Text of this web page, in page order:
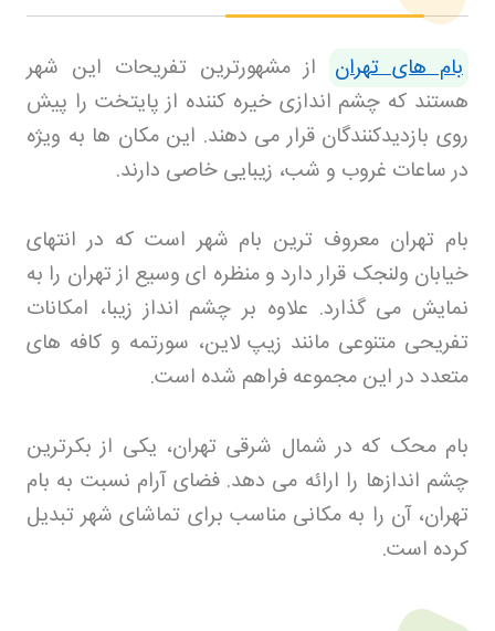
بام های تهران
از مشهورترین تفریحات این شهر
هستند که چشم اندازی خیره کننده از پایتخت را پیش
روی بازدیدکنندگان قرار می دهند. این مکان ها به ویژه
در ساعات غروب و شب، زیبایی خاصی دارند.
بام تهران معروف ترین بام شهر است که در انتهای
خیابان ولنجک قرار دارد و منظره ای وسیع از تهران را به
نمایش می گذارد. علاوه بر چشم انداز زیبا، امکانات
تفریحی متنوعی مانند زیپ لاین، سورتمه و کافه های
متعدد در این مجموعه فراهم شده است.
بام محک که در شمال شرقی تهران، یکی از بکرترین
چشم اندازها را ارائه می دهد. فضای آرام نسبت به بام
تهران، آن را به مکانی مناسب برای تماشای شهر تبدیل
کرده است.